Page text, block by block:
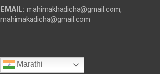
EMAIL: mahimakhadicha@gmail.com,
mahimakadicha@gmail.com
Marathi